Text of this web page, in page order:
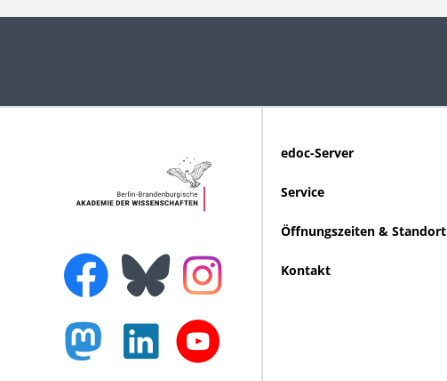
edoc-Server
Service
Öffnungszeiten & Standort
Kontakt